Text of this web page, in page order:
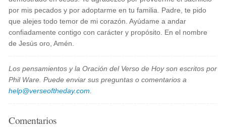
por mis pecados y por adoptarme en tu familia. Padre, te pido
que alejes todo temor de mi corazón. Ayúdame a andar
confiadamente contigo con carácter y propósito. En el nombre
de Jesús oro, Amén.
Los pensamientos y la Oración del Verso de Hoy son escritos por
Phil Ware. Puede enviar sus preguntas o comentarios a
help@verseoftheday.com
Comentarios